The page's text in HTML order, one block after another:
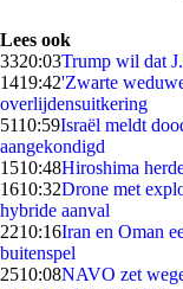
Lees ook
3320:03Trump wil dat
1419:42'Zwarte
overlijdensuitkering
5110:59Israël meldt
aangekondigd
1510:48Hiroshima
1610:32Drone met
hybride aanval
2210:16Iran en Oman
buitenspel
2510:08NAVO zet